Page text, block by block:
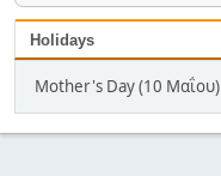
Holidays
Mother's Day (10 Μαΐου)